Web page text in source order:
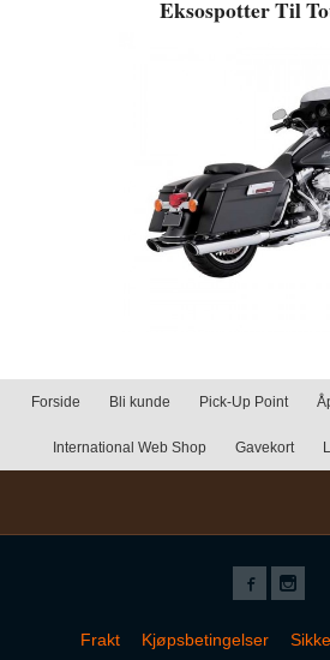
Eksospotter Til
Forside Bli kunde Pick-Up Point
International Web Shop Gavekort
Frakt Kjøpsbetingelser